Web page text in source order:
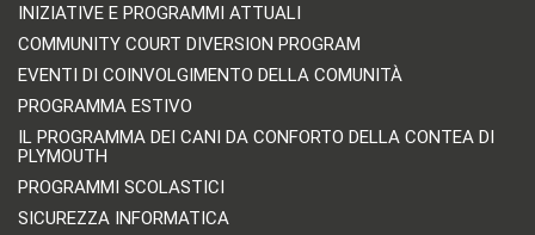
INIZIATIVE E PROGRAMMI ATTUALI
COMMUNITY COURT DIVERSION PROGRAM
EVENTI DI COINVOLGIMENTO DELLA COMUNITÀ
PROGRAMMA ESTIVO
IL PROGRAMMA DEI CANI DA CONFORTO DELLA CONTEA DI
PLYMOUTH
PROGRAMMI SCOLASTICI
SICUREZZA INFORMATICA